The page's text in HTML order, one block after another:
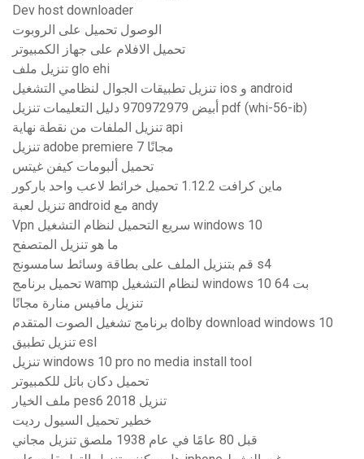
Dev host downloader
الوصول تحميل على الروبوت
تحميل الافلام على جهاز الكمبيوتر
تنزيل ملف glo ehi
تنزيل تطبيقات الجوال لنظامي التشغيل ios و android
أبيض 970972979 دليل التعليمات تنزيل pdf (whi-56-ib)
تنزيل الملفات من نقطة نهاية api
تنزيل adobe premiere 7 مجانًا
تحميل ألبومات كيفن غيتس
ماين كرافت 1.12.2 تحميل خرائط لاعب واحد باركور
تنزيل لعبة android مع andy
Vpn سريع التحميل لنظام التشغيل windows 10
ما هو تنزيل المتصفح
قم بتنزيل الملف على بطاقة وسائط سامسونج s4
تحميل برنامج wamp لنظام التشغيل windows 10 64 بت
تنزيل مافيس منارة مجانًا
برنامج تشغيل الصوت المتقدم dolby download windows 10
تنزيل تطبيق esl
تنزيل windows 10 pro no media install tool
تحميل دكان باتل للكمبيوتر
ملف الخيار pes6 2018 تنزيل
خطير تحميل السيول رديت
قبل 80 عامًا في عام 1938 ملصق تنزيل مجاني